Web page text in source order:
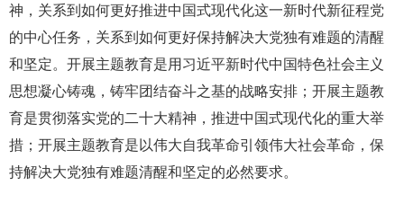
神，关系到如何更好推进中国式现代化这一新时代新征程党
的中心任务，关系到如何更好保持解决大党独有难题的清醒
和坚定。开展主题教育是用习近平新时代中国特色社会主义
思想凝心铸魂，铸牢团结奋斗之基的战略安排；开展主题教
育是贯彻落实党的二十大精神，推进中国式现代化的重大举
措；开展主题教育是以伟大自我革命引领伟大社会革命，保
持解决大党独有难题清醒和坚定的必然要求。